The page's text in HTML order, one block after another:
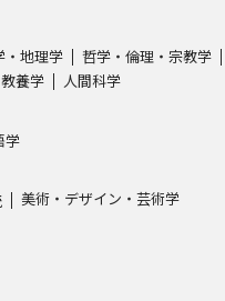
義「夢ナビ講義」 学問分
ポート
るご質問
受付内
・地理学
哲学・倫理・宗教学
養学 人間科学
学
美術・デザイン・芸術学